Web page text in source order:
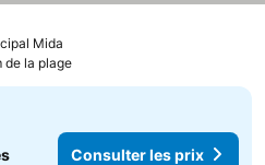
Mida
de la plage
Consulter les prix